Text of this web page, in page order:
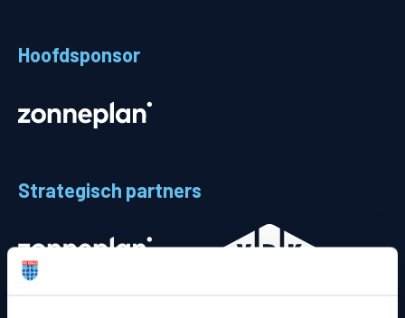
MVO & Regio
Hoofdsponsor
Strategisch partners